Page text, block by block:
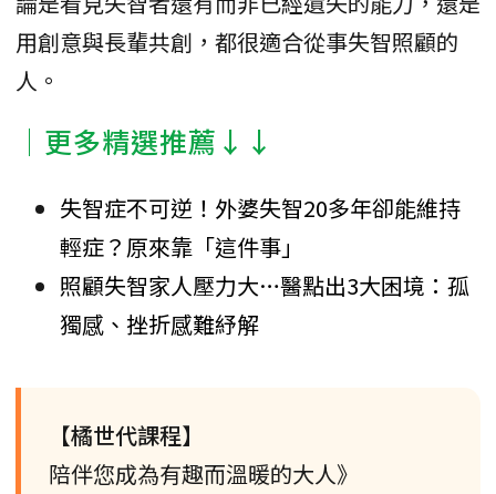
用創意與長輩共創，都很適合從事失智照顧的
人。
│更多精選推薦↓↓
失智症不可逆！外婆失智20多年卻能維持
輕症？原來靠「這件事」
照顧失智家人壓力大…醫點出3大困境：孤
獨感、挫折感難紓解
【橘世代課程】
陪伴您成為有趣而溫暖的大人》